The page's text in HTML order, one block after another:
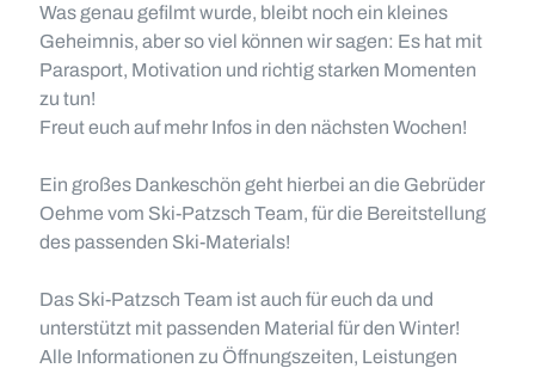
Was genau gefilmt wurde, bleibt noch ein kleines
Geheimnis, aber so viel können wir sagen: Es hat mit
Parasport, Motivation und richtig starken Momenten
zu tun!
Freut euch auf mehr Infos in den nächsten Wochen!
Ein großes Dankeschön geht hierbei an die Gebrüder
Oehme vom Ski-Patzsch Team, für die Bereitstellung
des passenden Ski-Materials!
Das Ski-Patzsch Team ist auch für euch da und
unterstützt mit passenden Material für den Winter!
Alle Informationen zu Öffnungszeiten, Leistungen